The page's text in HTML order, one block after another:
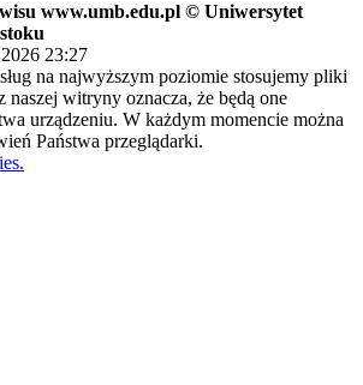
www.umb.edu.pl © Uniwersytet
23:27
na najwyższym poziomie stosujemy pliki
naszej witryny oznacza, że będą one
urządzeniu. W każdym momencie można
Państwa przeglądarki.